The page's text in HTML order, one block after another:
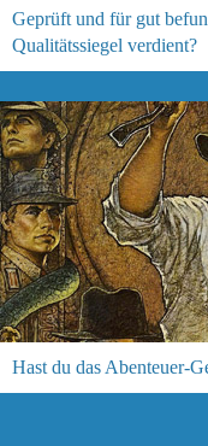
Geprüft und für gut
Qualitätssiegel verdient?
Hast du das Abenteuer-